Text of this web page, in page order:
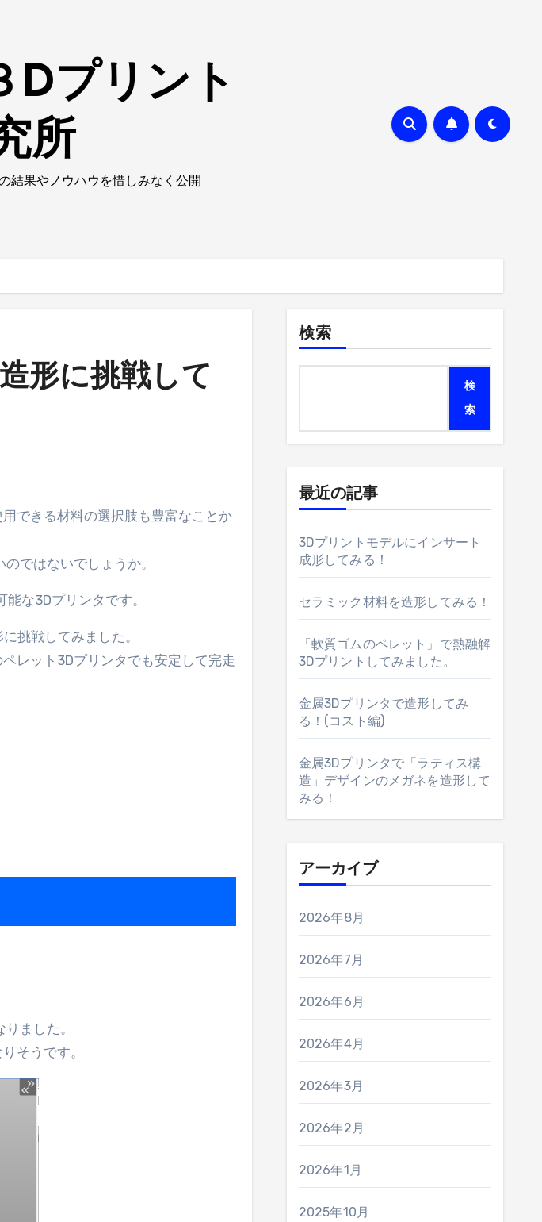
Dプリント
所
結果やノウハウを惜しみなく公開
形に挑戦して
ではないでしょうか。
な3Dプリンタです。
挑戦してみました。
レット3Dプリンタでも安定して完走
ました。
そうです。
検索
検
索
最近の記事
3Dプリントモデルにインサート
成形してみる！
セラミック材料を造形してみる！
「軟質ゴムのペレット」で熱融解
3Dプリントしてみました。
金属3Dプリンタで造形してみ
る！(コスト編)
金属3Dプリンタで「ラティス構
造」デザインのメガネを造形して
みる！
アーカイブ
2026年8月
2026年7月
2026年6月
2026年4月
2026年3月
2026年2月
2026年1月
2025年10月